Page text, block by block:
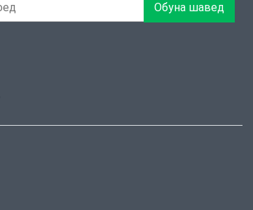
Обуна шавед